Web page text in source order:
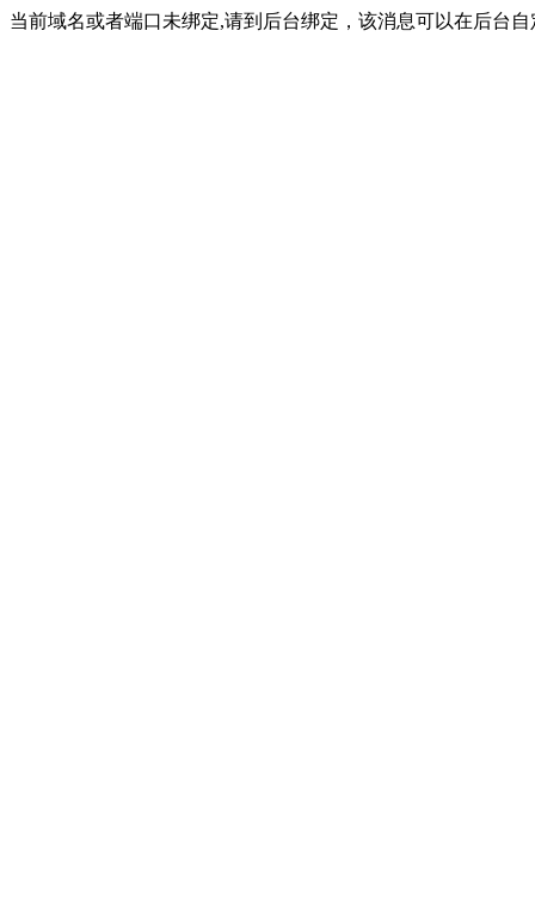
当前域名或者端口未绑定,请到后台绑定，该消息可以在后台自